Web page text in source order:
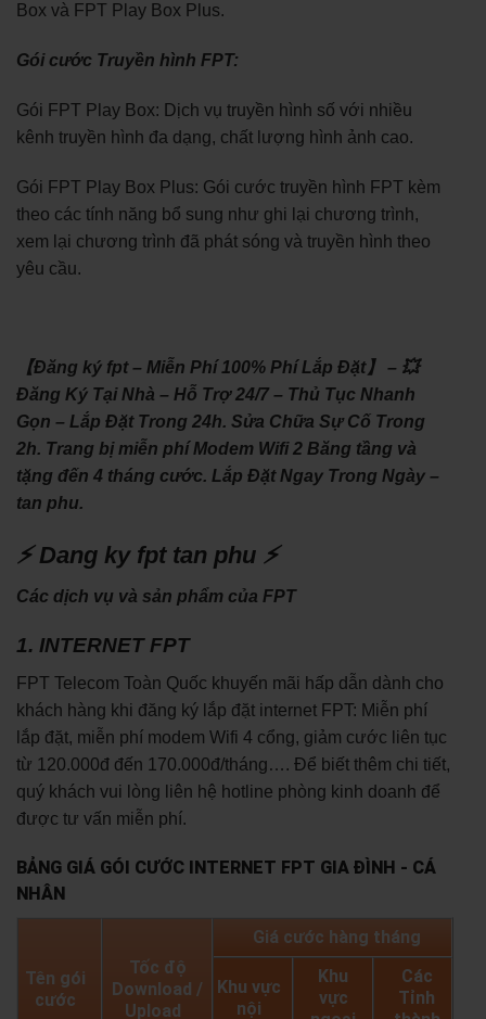
Box và FPT Play Box Plus.
Gói cước Truyền hình FPT:
Gói FPT Play Box: Dịch vụ truyền hình số với nhiều
kênh truyền hình đa dạng, chất lượng hình ảnh cao.
Gói FPT Play Box Plus: Gói cước truyền hình FPT kèm
theo các tính năng bổ sung như ghi lại chương trình,
xem lại chương trình đã phát sóng và truyền hình theo
yêu cầu.
【Đăng ký fpt – Miễn Phí 100% Phí Lắp Đặt】 – 💥
Đăng Ký Tại Nhà – Hỗ Trợ 24/7 – Thủ Tục Nhanh
Gọn – Lắp Đặt Trong 24h. Sửa Chữa Sự Cố Trong
2h. Trang bị miễn phí Modem Wifi 2 Băng tầng và
tặng đến 4 tháng cước. Lắp Đặt Ngay Trong Ngày –
tan phu.
⚡ Dang ky fpt tan phu ⚡
Các dịch vụ và sản phẩm của FPT
1. INTERNET FPT
FPT Telecom Toàn Quốc khuyến mãi hấp dẫn dành cho
khách hàng khi đăng ký lắp đặt internet FPT: Miễn phí
lắp đặt, miễn phí modem Wifi 4 cổng, giảm cước liên tục
từ 120.000đ đến 170.000đ/tháng…. Để biết thêm chi tiết,
quý khách vui lòng liên hệ hotline phòng kinh doanh để
được tư vấn miễn phí.
BẢNG GIÁ GÓI CƯỚC INTERNET FPT GIA ĐÌNH - CÁ
NHÂN
Tên gói
cước
Tốc độ
Download /
Upload
Giá cước hàng tháng
Khu vực
nội
Khu
vực
Các
Tỉnh